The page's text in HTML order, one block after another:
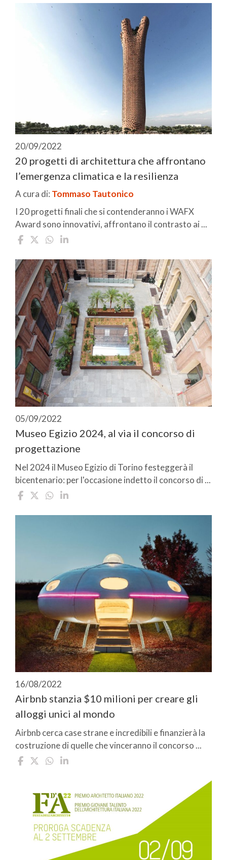
20/09/2022
20 progetti di architettura che affrontano
l’emergenza climatica e la resilienza
A cura di: Tommaso Tautonico
I 20 progetti finali che si contenderanno i WAFX
Award sono innovativi, affrontano il contrasto ai ...
05/09/2022
Museo Egizio 2024, al via il concorso di
progettazione
Nel 2024 il Museo Egizio di Torino festeggerà il
bicentenario: per l'occasione indetto il concorso di ...
16/08/2022
Airbnb stanzia $10 milioni per creare gli
alloggi unici al mondo
Airbnb cerca case strane e incredibili e finanzierà la
costruzione di quelle che vinceranno il concorso ...